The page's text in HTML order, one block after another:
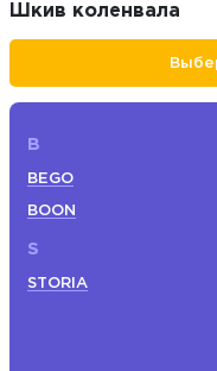
Шкив коленвала
B
BEGO
BOON
S
STORIA